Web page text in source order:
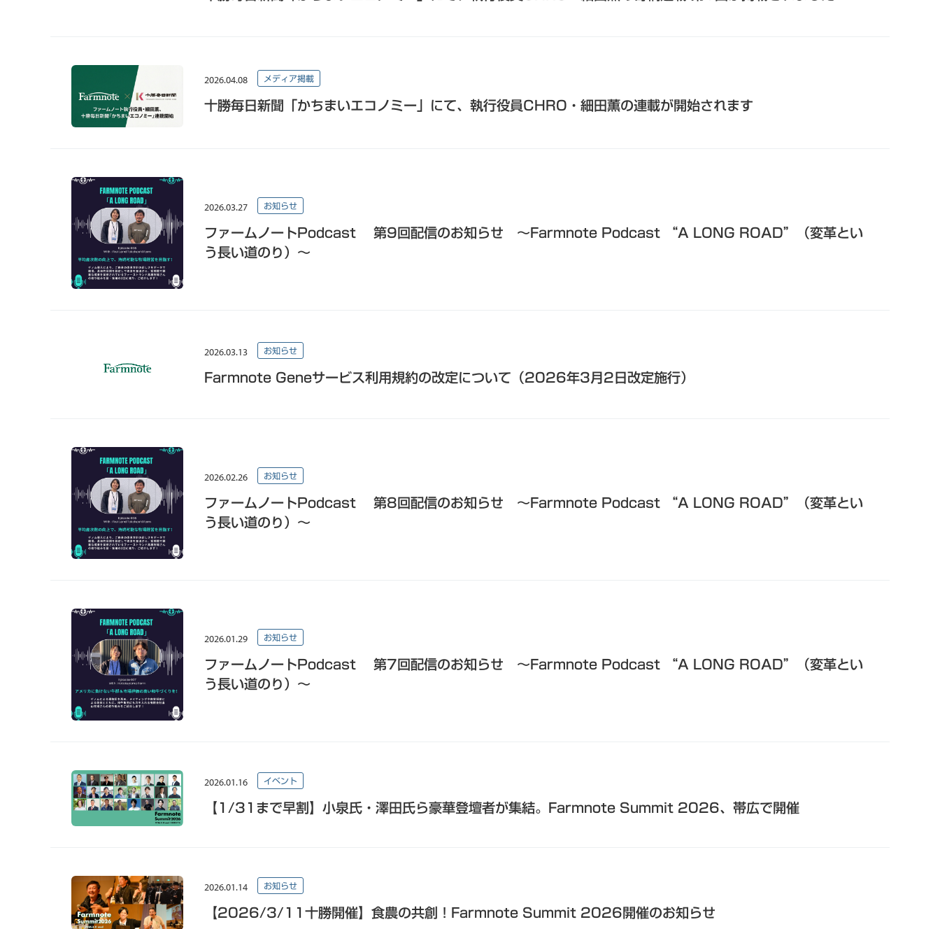
2026.04.08 メディア掲載
十勝毎日新聞「かちまいエコノミー」にて、執行役員CHRO・細田薫の連載が開始されます
2026.03.27 お知らせ
ファームノートPodcast 第9回配信のお知らせ 〜Farmnote Podcast “A LONG ROAD”（変革とい
う長い道のり）～
2026.03.13 お知らせ
Farmnote Geneサービス利用規約の改定について（2026年3月2日改定施行）
2026.02.26 お知らせ
ファームノートPodcast 第8回配信のお知らせ 〜Farmnote Podcast “A LONG ROAD”（変革とい
う長い道のり）～
2026.01.29 お知らせ
ファームノートPodcast 第7回配信のお知らせ 〜Farmnote Podcast “A LONG ROAD”（変革とい
う長い道のり）～
2026.01.16 イベント
【1/31まで早割】小泉氏・澤田氏ら豪華登壇者が集結。Farmnote Summit 2026、帯広で開催
2026.01.14 お知らせ
【2026/3/11十勝開催】食農の共創！Farmnote Summit 2026開催のお知らせ